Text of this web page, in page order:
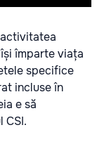
împarte viața
specifice
incluse în
e să
CSI.